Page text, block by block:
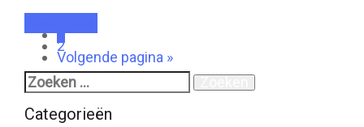
2
Volgende pagina »
Zoeken
naar:
Categorieën